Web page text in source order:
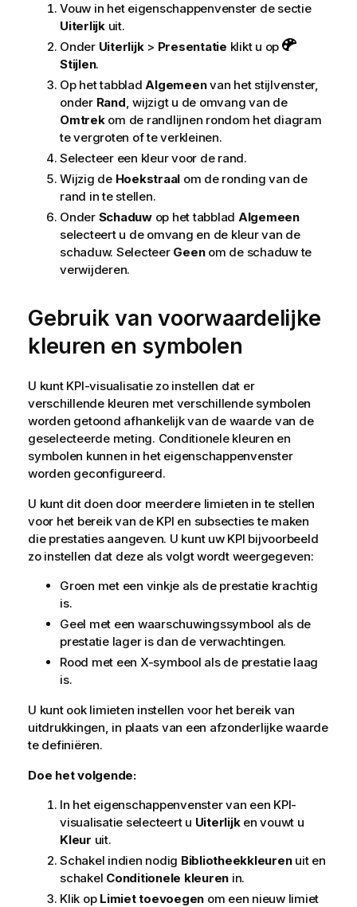
Vouw in het eigenschappenvenster de sectie
Uiterlijkuit.
Onder Uiterlijk> Presentatie klikt u op
Stijlen.
Op het tabblad Algemeenvan het stijlvenster,
onder Rand , wijzigt u de omvang van de
Omtrekom de randlijnen rondom het diagram
te vergroten of te verkleinen.
Selecteer een kleur voor de rand.
Wijzig de Hoekstraal om de ronding van de
rand in te stellen.
Onder Schaduwop het tabblad Algemeen
selecteert u de omvang en de kleur van de
schaduw. Selecteer Geenom de schaduw te
verwijderen.
Gebruik van voorwaardelijke
kleuren en symbolen
U kunt KPI-visualisatie zo instellen dat er
verschillende kleuren met verschillende symbolen
worden getoond afhankelijk van de waarde van de
geselecteerde meting. Conditionele kleuren en
symbolen kunnen in het eigenschappenvenster
worden geconfigureerd.
U kunt dit doen door meerdere limieten in te stellen
voor het bereik van de KPI en subsecties te maken
die prestaties aangeven. U kunt uw KPI bijvoorbeeld
zo instellen dat deze als volgt wordt weergegeven:
Groen met een vinkje als de prestatie krachtig
is.
Geel met een waarschuwingssymbool als de
prestatie lager is dan de verwachtingen.
Rood met een X-symbool als de prestatie laag
is.
U kunt ook limieten instellen voor het bereik van
uitdrukkingen, in plaats van een afzonderlijke waarde
te definiëren.
Doe het volgende:
In het eigenschappenvenster van een KPI-
visualisatie selecteert u Uiterlijken vouwt u
Kleur uit.
Schakel indien nodig Bibliotheekkleurenuit en
schakel Conditionele kleuren in.
Klik op Limiet toevoegen om een nieuw limiet